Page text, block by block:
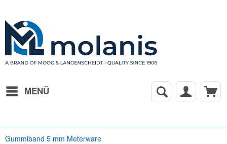
MENÜ
Gummiband 5 mm Meterware